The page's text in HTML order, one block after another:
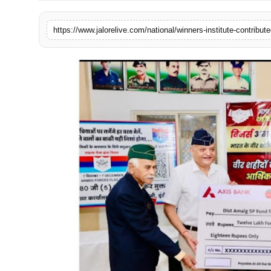
लाइफस्टाइल
https://www.jalorelive.com/national/winners-institute-